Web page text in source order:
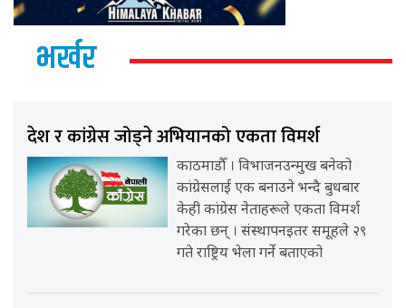
भर्खर
देश र कांग्रेस जोड्ने अभियानको एकता विमर्श
काठमाडौँ । विभाजनउन्मुख बनेको
कांग्रेसलाई एक बनाउने भन्दै बुधबार
केही कांग्रेस नेताहरूले एकता विमर्श
गरेका छन् । संस्थापनइतर समूहले २९
गते राष्ट्रिय भेला गर्ने बताएको